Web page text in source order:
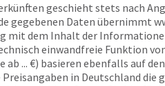
geschieht stets nach
gegebenen Daten übernimmt
mit dem Inhalt der
einwandfreie Funktion
... €) basieren ebenfalls auf
in Deutschland die